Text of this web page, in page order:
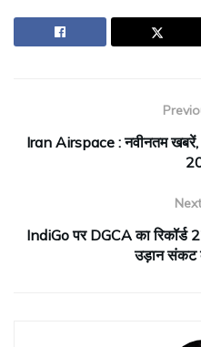
Iran Airspace : नवीनतम खबरें,
IndiGo पर DGCA का रिकॉर्ड
उड़ान संकट